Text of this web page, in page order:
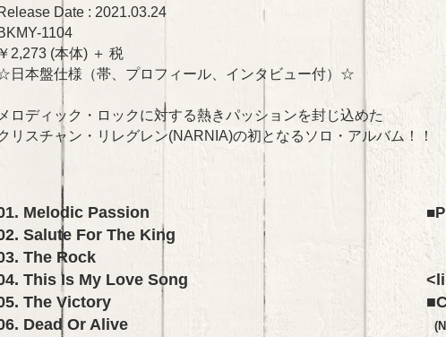
Date : 2021.03.24
1104
￥2,273 (本体) ＋ 税
日本盤仕様（帯、プロフィール、インタビュー付）☆
メロディック・ロックに対する熱きパッションを封じ込めた
リスチャン・リレグレン(NARNIA)の初となるソロ・アルバム！！
Melodic Passion
Salute For The King
The Rock
This Is My Love Song
The Victory
Dead Or Alive